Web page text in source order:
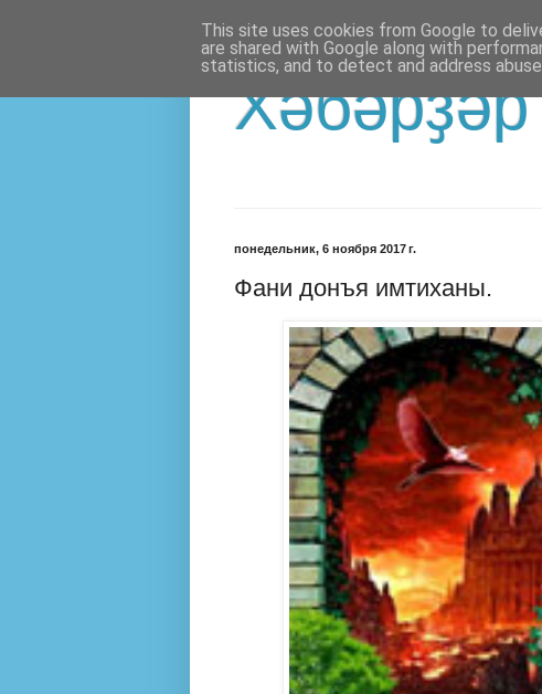
Хәбәрҙәр
понедельник, 6 ноября 2017 г.
Фани донъя имтиханы.
This site uses cookies from Google to
are shared with Google along with
statistics, and to detect and address